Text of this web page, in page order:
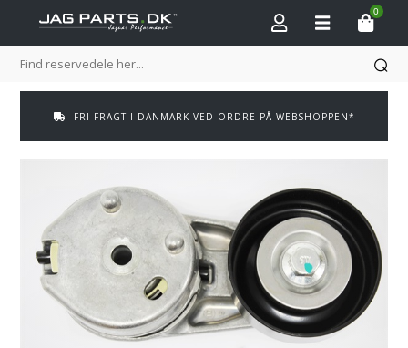
0
FRI FRAGT I DANMARK VED ORDRE PÅ WEBSHOPPEN*